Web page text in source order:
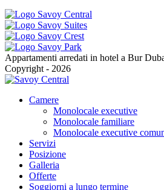
Appartamenti arredati in hotel a Bur
Copyright - 2026
Camere
Monolocale executive
Monolocale familiare
Monolocale executive
Servizi
Posizione
Galleria
Offerte
Soggiorni a lungo termine